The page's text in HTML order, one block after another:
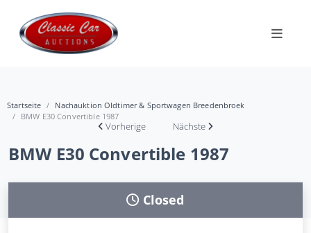
Startseite
Nachauktion Oldtimer & Sportwagen Breedenbroek
BMW E30 Convertible 1987
Vorherige Nächste
BMW E30 Convertible 1987
Closed